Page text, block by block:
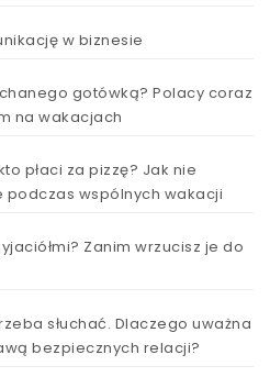
w biznesie
gotówką? Polacy coraz
na wakacjach
płaci za pizzę? Jak nie
podczas wspólnych wakacji
Zanim wrzucisz je do
słuchać. Dlaczego uważna
bezpiecznych relacji?